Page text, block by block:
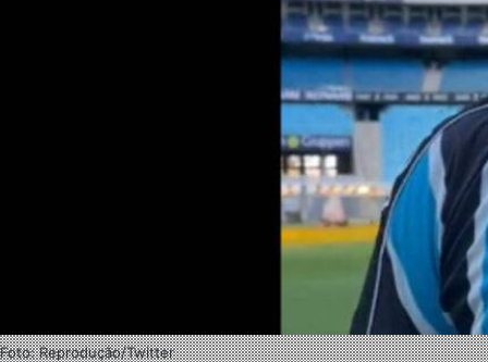
Foto: Reprodução/Twitter